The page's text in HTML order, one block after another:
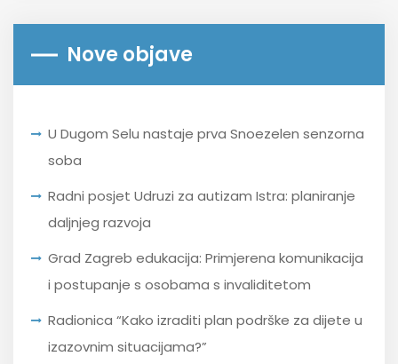
Nove objave
U Dugom Selu nastaje prva Snoezelen senzorna
soba
Radni posjet Udruzi za autizam Istra: planiranje
daljnjeg razvoja
Grad Zagreb edukacija: Primjerena komunikacija
i postupanje s osobama s invaliditetom
Radionica “Kako izraditi plan podrške za dijete u
izazovnim situacijama?”